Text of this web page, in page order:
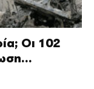
Οι 102